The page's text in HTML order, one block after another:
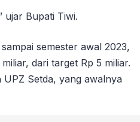
ujar Bupati Tiwi.
semester awal 2023,
dari target Rp 5 miliar.
Setda, yang awalnya